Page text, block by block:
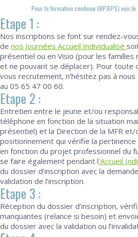
Pour la formation continue (BPJEPS) voir
Etape 1 :
Nos inscriptions se font sur rendez-
de nos Journées Accueil Individualisé
présentiel ou en Visio (pour les familles
et ne pouvant se déplacer). Pour toute
vous recrutement, n'hésitez pas à
au 05 65 47 00 60.
Etape 2 :
Entretien entre le jeune et/ou
téléphone en fonction de la situation
présentiel) et la Direction de la MFR et/
positionnement qui vérifie la
en fonction du projet professionnel du
se faire également pendant l'Accueil
du dossier d’inscription avec la
validation de l’inscription.
Etape 3 :
Réception du dossier d’inscription,
manquantes (relance si besoin) et
du dossier avec la validation ou